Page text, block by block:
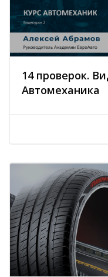
14 проверок.
Автомеханика